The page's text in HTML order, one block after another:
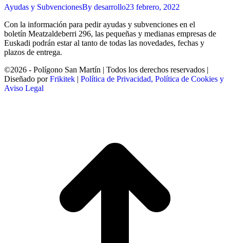
Ayudas y SubvencionesBy desarrollo23 febrero, 2022
Con la información para pedir ayudas y subvenciones en el
boletín Meatzaldeberri 296, las pequeñas y medianas empresas de
Euskadi podrán estar al tanto de todas las novedades, fechas y
plazos de entrega.
©2026 - Polígono San Martín | Todos los derechos reservados |
Diseñado porFrikitek | Política de Privacidad, Política de Cookies y
Aviso Legal